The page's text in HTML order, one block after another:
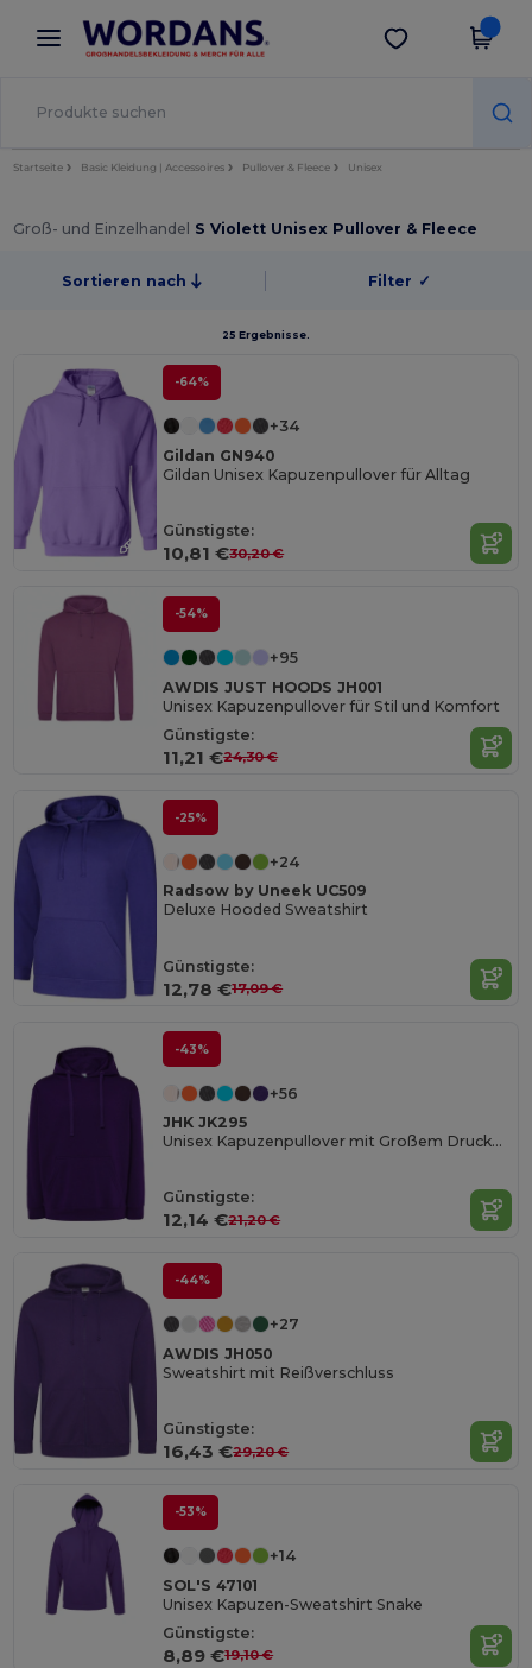
× Wordans App
Bessere Preise in der App!
App holen
Startseite Basic Kleidung | Accessoires Pullover & Fleece Unisex
Groß- und Einzelhandel S Violett Unisex Pullover & Fleece
Sortieren nach Filter ✓
25 Ergebnisse.
-64%
+34
Gildan GN940
Gildan Unisex Kapuzenpullover für Alltag
Günstigste:
10,81 €30,20 €
-54%
+95
AWDIS JUST HOODS JH001
Unisex Kapuzenpullover für Stil und Komfort
Günstigste:
11,21 €24,30 €
-25%
+24
Radsow by Uneek UC509
Deluxe Hooded Sweatshirt
Günstigste:
12,78 €17,09 €
-43%
+56
JHK JK295
Unisex Kapuzenpullover mit Großem Druckbereich
Günstigste:
12,14 €21,20 €
-44%
+27
AWDIS JH050
Sweatshirt mit Reißverschluss
Günstigste:
16,43 €29,20 €
-53%
+14
SOL'S 47101
Unisex Kapuzen-Sweatshirt Snake
Günstigste:
8,89 €19,10 €